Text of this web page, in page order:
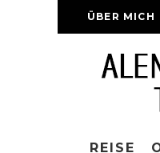
ÜBER MICH
REISE